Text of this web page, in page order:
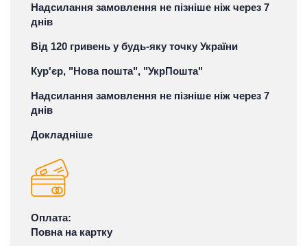
Надсилання замовлення не пізніше ніж через 7
днів
Від 120 гривень у будь-яку точку України
Кур'єр, "Нова пошта", "УкрПошта"
Надсилання замовлення не пізніше ніж через 7
днів
Докладніше
Оплата:
Повна на картку